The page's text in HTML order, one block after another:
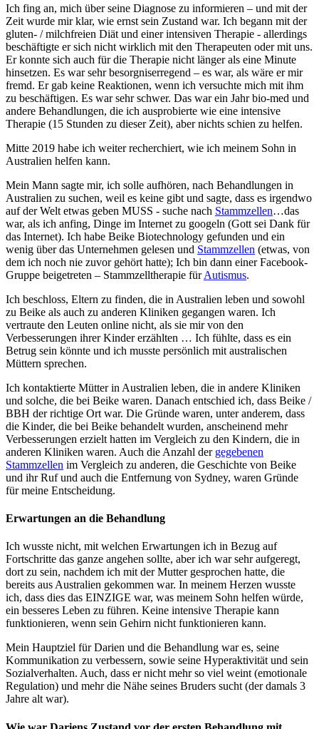
Ich fing an, mich über seine Diagnose zu informieren – und mit der
Zeit wurde mir klar, wie ernst sein Zustand war. Ich begann mit der
gluten- / milchfreien Diät und einer intensiven Therapie - allerdings
beschäftigte er sich nicht wirklich mit den Therapeuten oder mit uns.
Er konnte sich auch für die Therapie nicht länger als eine Minute
hinsetzen. Es war sehr besorgniserregend – es war, als wäre er mir
fremd. Er gab keine Reaktionen, wenn ich versuchte mich mit ihm
zu beschäftigen. Es war sehr schwer. Das war ein Jahr bio-med und
andere Behandlungen, die ich ausprobierte wie eine intensive
Therapie (15 Stunden zu dieser Zeit), aber nichts schien zu helfen.
Mitte 2019 habe ich weiter recherchiert, wie ich meinem Sohn in
Australien helfen kann.
Mein Mann sagte mir, ich solle aufhören, nach Behandlungen in
Australien zu suchen, weil es keine gibt und sagte, dass es irgendwo
auf der Welt etwas geben MUSS - suche nach Stammzellen…das
war, als ich anfing, Dinge im Internet zu googeln (Gott sei Dank für
das Internet). Ich habe Beike Biotechnology gefunden und ein
wenig über das Unternehmen gelesen und Stammzellen (etwas, von
dem ich noch nie zuvor gehört hatte); Ich bin dann einer Facebook-
Gruppe beigetreten – Stammzelltherapie fürAutismus.
Ich beschloss, Eltern zu finden, die in Australien leben und sowohl
zu Beike als auch zu anderen Kliniken gegangen waren. Ich
vertraute den Leuten online nicht, als sie mir von den
Verbesserungen ihrer Kinder erzählten … Ich fühlte, dass es ein
Betrug sein könnte und ich musste persönlich mit australischen
Müttern sprechen.
Ich kontaktierte Mütter in Australien leben, die in andere Kliniken
und solche, die bei Beike waren. Danach entschied ich, dass Beike /
BBH der richtige Ort war. Die Gründe waren, unter anderem, dass
die Kinder, die bei Beike behandelt wurden, anscheinend mehr
Verbesserungen erzielt hatten im Vergleich zu den Kindern, die in
anderen Kliniken waren. Auch die Anzahl der gegebenen
Stammzellen im Vergleich zu anderen, die Geschichte von Beike
und ihr Ruf und auch die Entfernung von Sydney, waren Gründe
für meine Entscheidung.
Erwartungen an die Behandlung
Ich wusste nicht, mit welchen Erwartungen ich in Bezug auf
Fortschritte das ganze angehen sollte, aber ich war sehr aufgeregt,
dort zu sein, nachdem ich mit der Mutter gesprochen hatte, die
bereits aus Australien gekommen war. In meinem Herzen wusste
ich, dass dies das EINZIGE war, was meinem Sohn helfen würde,
ein besseres Leben zu führen. Keine intensive Therapie kann
funktionieren, wenn sein Gehirn nicht funktionieren kann.
Mein Hauptziel für Darien und die Behandlung war es, seine
Kommunikation zu verbessern, sowie seine Hyperaktivität und sein
Sozialverhalten. Auch, dass er nicht mehr so viel weint (emotionale
Regulation) und mehr die Nähe seines Bruders sucht (der damals 3
Jahre alt war).